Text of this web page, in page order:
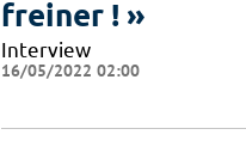
freiner ! »
Interview
16/05/2022 02:00